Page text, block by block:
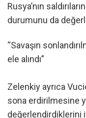
Rusya’nın
durumunu da
“Savaşın
ele alındı”
Zelenkiy ayrıca
sona erdirilmesine
değerlendirdiklerini